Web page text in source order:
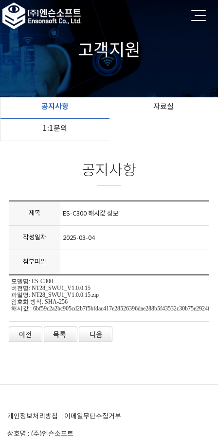
고객지원
공지사항 자료실
1:1문의
공지사항
제목 ES-C300 해시값 정보
작성일자 2025-03-04
첨부파일
모델명: ES-C300
버전명: NT28_SWU1_V1.0.0.15
파일명: NT28_SWU1_V1.0.0.15.zip
암호화 방식: SHA-256
해시값 : 6bf59c2a2bc905cd2b7f5bfdac417e28526396dae288b5f43532c30b75e2924f
개인정보처리방침
이메일무단수집거부
상호명 : (주)엔슨소프트